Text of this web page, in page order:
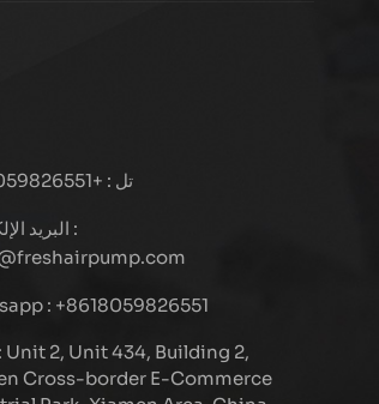
تل : +8618059826551
البريد
: +8618059826551
Cross-border E-Commerce